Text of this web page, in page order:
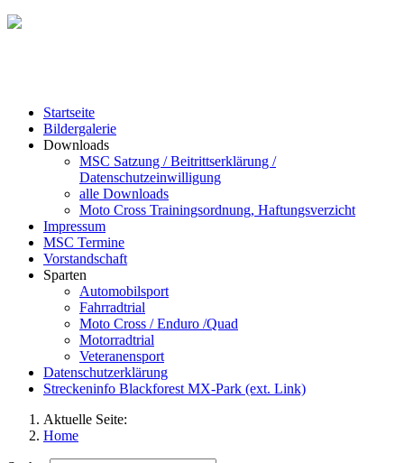
Startseite
Bildergalerie
Downloads
MSC Satzung / Beitrittserklärung /
Datenschutzeinwilligung
alle Downloads
Moto Cross Trainingsordnung, Haftungsverzicht
Impressum
MSC Termine
Vorstandschaft
Sparten
Automobilsport
Fahrradtrial
Moto Cross / Enduro /Quad
Motorradtrial
Veteranensport
Datenschutzerklärung
Streckeninfo Blackforest MX-Park (ext. Link)
Aktuelle Seite:
Home